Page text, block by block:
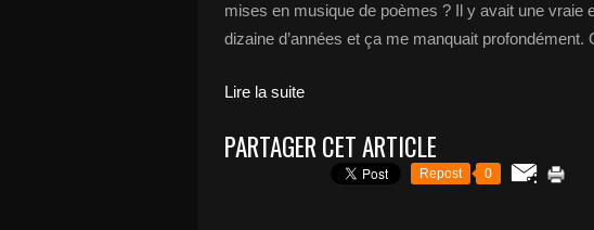
mises en musique de poèmes ? Il y avait une vraie
dizaine d’années et ça me manquait profondément.
Lire la suite
PARTAGER CET ARTICLE
Repost 0